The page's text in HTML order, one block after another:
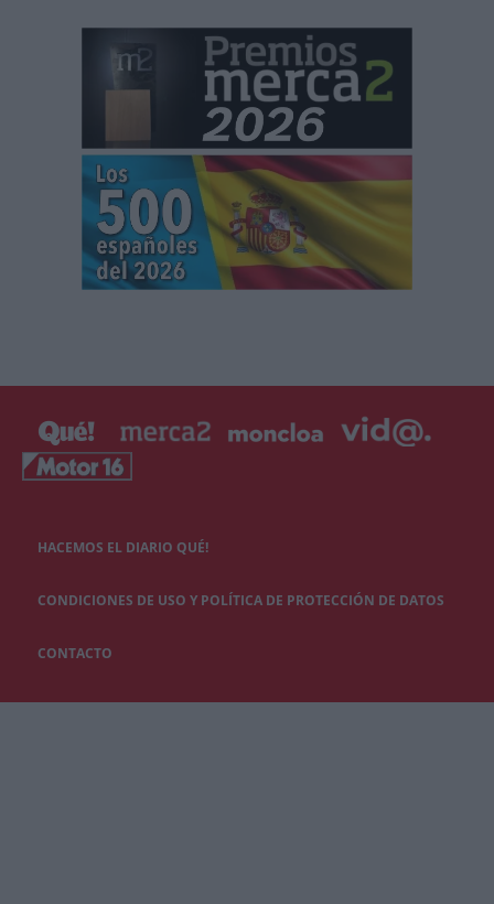
HACEMOS EL DIARIO QUÉ!
CONDICIONES DE USO Y POLÍTICA DE PROTECCIÓN DE DATOS
CONTACTO